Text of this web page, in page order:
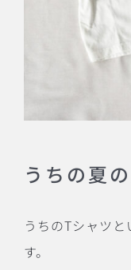
うちの夏
うちのTシャツ
す。